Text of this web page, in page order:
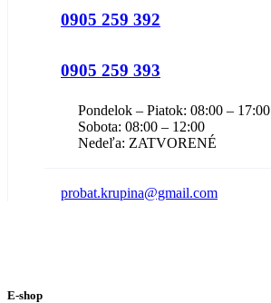
0905 259 392
0905 259 393
Pondelok – Piatok: 08:00 – 17:00
Sobota: 08:00 – 12:00
Nedeľa: ZATVORENÉ
probat.krupina@gmail.com
E-shop